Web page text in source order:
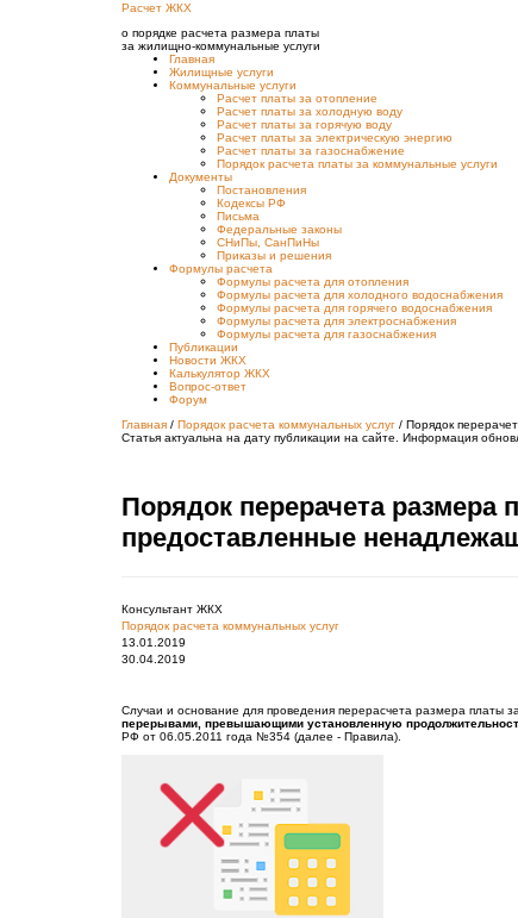
Расчет ЖКХ
о порядке расчета размера платы
за жилищно-коммунальные услуги
Главная
Жилищные услуги
Коммунальные услуги
Расчет платы за отопление
Расчет платы за холодную воду
Расчет платы за горячую воду
Расчет платы за электрическую энергию
Расчет платы за газоснабжение
Порядок расчета платы за коммунальные услуги
Документы
Постановления
Кодексы РФ
Письма
Федеральные законы
СНиПы, СанПиНы
Приказы и решения
Формулы расчета
Формулы расчета для отопления
Формулы расчета для холодного водоснабжения
Формулы расчета для горячего водоснабжения
Формулы расчета для электроснабжения
Формулы расчета для газоснабжения
Публикации
Новости ЖКХ
Калькулятор ЖКХ
Вопрос-ответ
Форум
Главная / Порядок расчета коммунальных услуг / Порядок
Статья актуальна на дату публикации на сайте. Информация
Порядок перерачета размера
предоставленные
Консультант ЖКХ
Порядок расчета коммунальных услуг
13.01.2019
30.04.2019
Случаи и основание для проведения перерасчета размера платы за
перерывами, превышающими установленную
РФ от 06.05.2011 года №354 (далее - Правила).